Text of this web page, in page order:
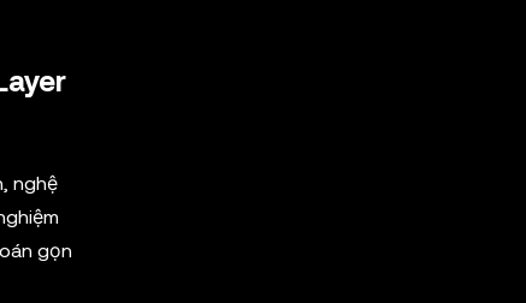
nghệ
gọn